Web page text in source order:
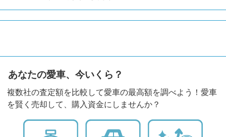
あなたの愛車、今いくら？
複数社の査定額を比較して愛車の最高額を調べよう！愛車
を賢く売却して、購入資金にしませんか？